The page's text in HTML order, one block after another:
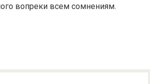
вопреки всем сомнениям.